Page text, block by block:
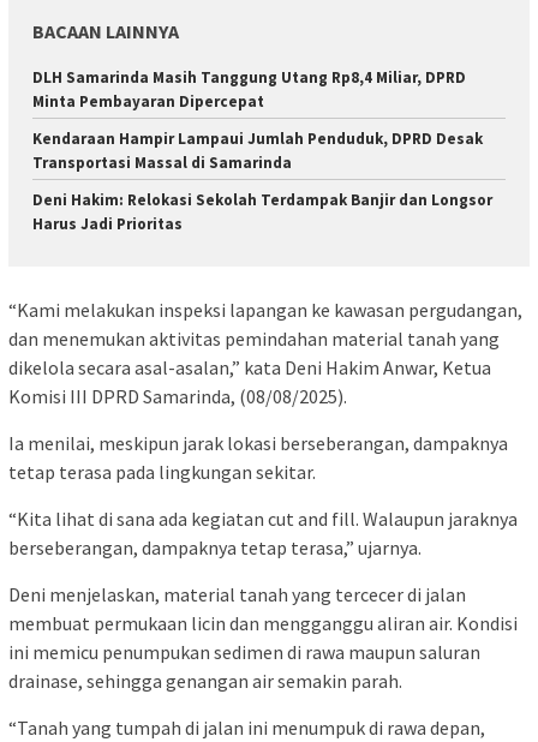
BACAAN LAINNYA
DLH Samarinda Masih Tanggung Utang Rp8,4 Miliar, DPRD
Minta Pembayaran Dipercepat
Kendaraan Hampir Lampaui Jumlah Penduduk, DPRD Desak
Transportasi Massal di Samarinda
Deni Hakim: Relokasi Sekolah Terdampak Banjir dan Longsor
Harus Jadi Prioritas
“Kami melakukan inspeksi lapangan ke kawasan pergudangan,
dan menemukan aktivitas pemindahan material tanah yang
dikelola secara asal-asalan,” kata Deni Hakim Anwar, Ketua
Komisi III DPRD Samarinda, (08/08/2025).
Ia menilai, meskipun jarak lokasi berseberangan, dampaknya
tetap terasa pada lingkungan sekitar.
“Kita lihat di sana ada kegiatan cut and fill. Walaupun jaraknya
berseberangan, dampaknya tetap terasa,” ujarnya.
Deni menjelaskan, material tanah yang tercecer di jalan
membuat permukaan licin dan mengganggu aliran air. Kondisi
ini memicu penumpukan sedimen di rawa maupun saluran
drainase, sehingga genangan air semakin parah.
“Tanah yang tumpah di jalan ini menumpuk di rawa depan,